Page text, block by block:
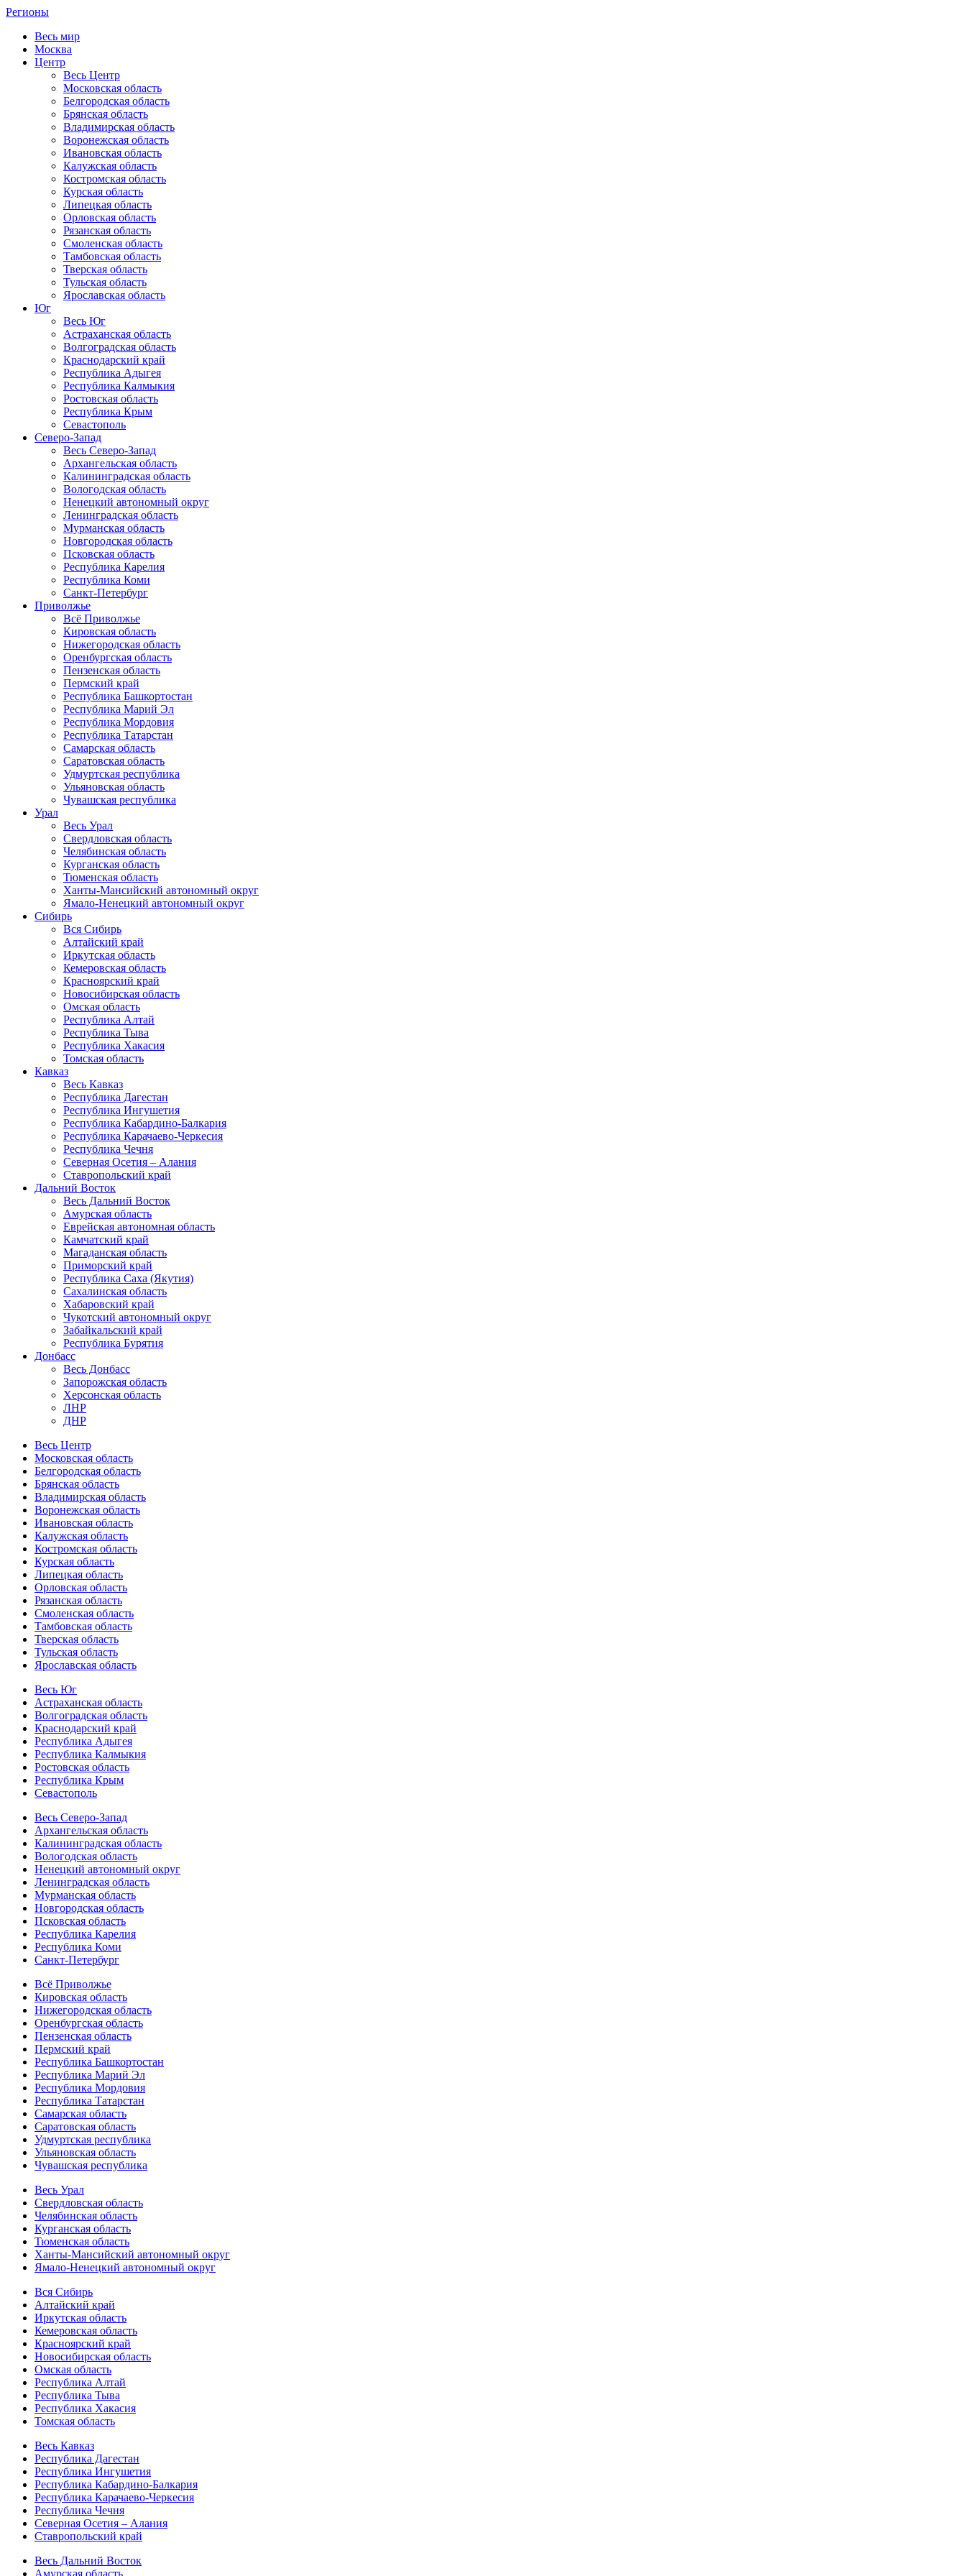
Регионы
Весь мир
Москва
Центр
Весь Центр
Московская область
Белгородская область
Брянская область
Владимирская область
Воронежская область
Ивановская область
Калужская область
Костромская область
Курская область
Липецкая область
Орловская область
Рязанская область
Смоленская область
Тамбовская область
Тверская область
Тульская область
Ярославская область
Юг
Весь Юг
Астраханская область
Волгоградская область
Краснодарский край
Республика Адыгея
Республика Калмыкия
Ростовская область
Республика Крым
Севастополь
Северо-Запад
Весь Северо-Запад
Архангельская область
Калининградская область
Вологодская область
Ненецкий автономный округ
Ленинградская область
Мурманская область
Новгородская область
Псковская область
Республика Карелия
Республика Коми
Санкт-Петербург
Приволжье
Всё Приволжье
Кировская область
Нижегородская область
Оренбургская область
Пензенская область
Пермский край
Республика Башкортостан
Республика Марий Эл
Республика Мордовия
Республика Татарстан
Самарская область
Саратовская область
Удмуртская республика
Ульяновская область
Чувашская республика
Урал
Весь Урал
Свердловская область
Челябинская область
Курганская область
Тюменская область
Ханты-Мансийский автономный округ
Ямало-Ненецкий автономный округ
Сибирь
Вся Сибирь
Алтайский край
Иркутская область
Кемеровская область
Красноярский край
Новосибирская область
Омская область
Республика Алтай
Республика Тыва
Республика Хакасия
Томская область
Кавказ
Весь Кавказ
Республика Дагестан
Республика Ингушетия
Республика Кабардино-Балкария
Республика Карачаево-Черкесия
Республика Чечня
Северная Осетия – Алания
Ставропольский край
Дальний Восток
Весь Дальний Восток
Амурская область
Еврейская автономная область
Камчатский край
Магаданская область
Приморский край
Республика Саха (Якутия)
Сахалинская область
Хабаровский край
Чукотский автономный округ
Забайкальский край
Республика Бурятия
Донбасс
Весь Донбасс
Запорожская область
Херсонская область
ЛНР
ДНР
Весь Центр
Московская область
Белгородская область
Брянская область
Владимирская область
Воронежская область
Ивановская область
Калужская область
Костромская область
Курская область
Липецкая область
Орловская область
Рязанская область
Смоленская область
Тамбовская область
Тверская область
Тульская область
Ярославская область
Весь Юг
Астраханская область
Волгоградская область
Краснодарский край
Республика Адыгея
Республика Калмыкия
Ростовская область
Республика Крым
Севастополь
Весь Северо-Запад
Архангельская область
Калининградская область
Вологодская область
Ненецкий автономный округ
Ленинградская область
Мурманская область
Новгородская область
Псковская область
Республика Карелия
Республика Коми
Санкт-Петербург
Всё Приволжье
Кировская область
Нижегородская область
Оренбургская область
Пензенская область
Пермский край
Республика Башкортостан
Республика Марий Эл
Республика Мордовия
Республика Татарстан
Самарская область
Саратовская область
Удмуртская республика
Ульяновская область
Чувашская республика
Весь Урал
Свердловская область
Челябинская область
Курганская область
Тюменская область
Ханты-Мансийский автономный округ
Ямало-Ненецкий автономный округ
Вся Сибирь
Алтайский край
Иркутская область
Кемеровская область
Красноярский край
Новосибирская область
Омская область
Республика Алтай
Республика Тыва
Республика Хакасия
Томская область
Весь Кавказ
Республика Дагестан
Республика Ингушетия
Республика Кабардино-Балкария
Республика Карачаево-Черкесия
Республика Чечня
Северная Осетия – Алания
Ставропольский край
Весь Дальний Восток
Амурская область